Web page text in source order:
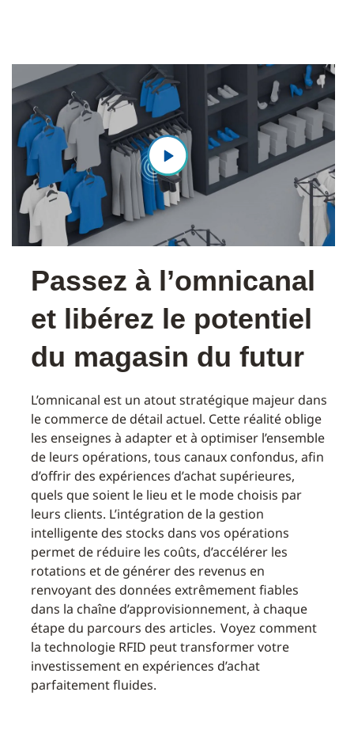
Passez à l’omnicanal
et libérez le potentiel
du magasin du futur
L’omnicanal est un atout stratégique majeur dans
le commerce de détail actuel. Cette réalité oblige
les enseignes à adapter et à optimiser l’ensemble
de leurs opérations, tous canaux confondus, afin
d’offrir des expériences d’achat supérieures,
quels que soient le lieu et le mode choisis par
leurs clients. L’intégration de la gestion
intelligente des stocks dans vos opérations
permet de réduire les coûts, d’accélérer les
rotations et de générer des revenus en
renvoyant des données extrêmement fiables
dans la chaîne d’approvisionnement, à chaque
étape du parcours des articles. Voyez comment
la technologie RFID peut transformer votre
investissement en expériences d’achat
parfaitement fluides.